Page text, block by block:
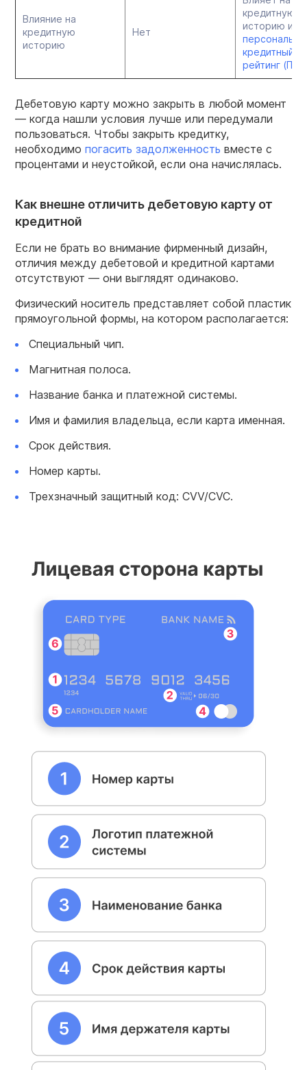
Влияние на
кредитную
историю
Нет
кредитную
историю и
кредитный
рейтинг
Дебетовую карту можно закрыть в любой момент
— когда нашли условия лучше или передумали
пользоваться. Чтобы закрыть кредитку,
необходимо погасить задолженность вместе с
процентами и неустойкой, если она начислялась.
Как внешне отличить дебетовую карту от
кредитной
Если не брать во внимание фирменный дизайн,
отличия между дебетовой и кредитной картами
отсутствуют — они выглядят одинаково.
Физический носитель представляет собой пластик
прямоугольной формы, на котором располагается:
Специальный чип.
Магнитная полоса.
Название банка и платежной системы.
Имя и фамилия владельца, если карта именная.
Срок действия.
Номер карты.
Трехзначный защитный код: CVV/CVC.